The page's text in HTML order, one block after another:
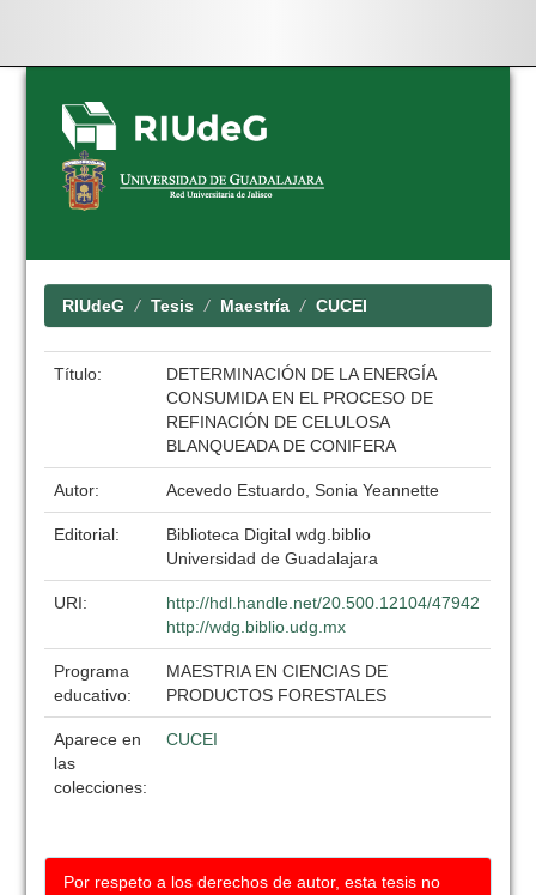
Skip
navigation
RIUdeG Tesis Maestría CUCEI
Título:
DETERMINACIÓN DE LA ENERGÍA
CONSUMIDA EN EL PROCESO DE
REFINACIÓN DE CELULOSA
BLANQUEADA DE CONIFERA
Autor: Acevedo Estuardo, Sonia Yeannette
Editorial:
Biblioteca Digital wdg.biblio
Universidad de Guadalajara
URI:
http://hdl.handle.net/20.500.12104/47942
http://wdg.biblio.udg.mx
Programa
educativo:
MAESTRIA EN CIENCIAS DE
PRODUCTOS FORESTALES
Aparece en
las
colecciones:
CUCEI
Por respeto a los derechos de autor, esta tesis no